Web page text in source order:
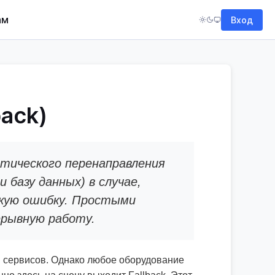
Вход
перенаправления
базу данных) в случае,
ошибку. Простыми
работу.
Однако любое оборудование